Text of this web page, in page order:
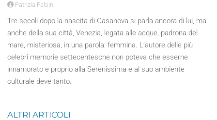
Patrizia Falsini
Tre secoli dopo la nascita di Casanova si parla ancora di lui, ma
anche della sua città, Venezia, legata alle acque, padrona del
mare, misteriosa, in una parola: femmina. L’autore delle più
celebri memorie settecentesche non poteva che esserne
innamorato e proprio alla Serenissima e al suo ambiente
culturale deve tanto.
ALTRI ARTICOLI